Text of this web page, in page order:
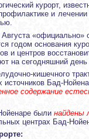
курорт,
и
годом основания
и центров
на сегодняшний
кишечного
источников Бад-
содержание
были найдены
центрах Бад-